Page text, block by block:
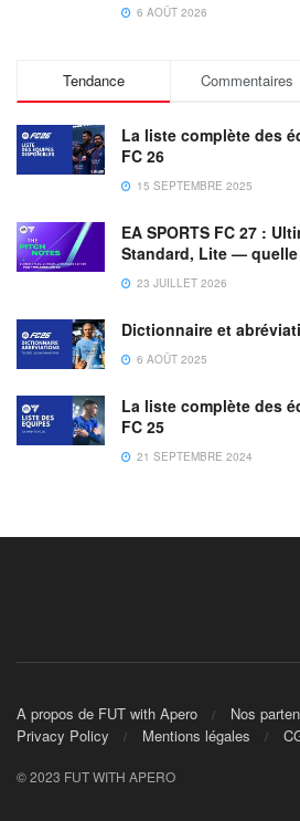
6 AOÛT 2026
Tendance Commentaires
La liste complète des
FC 26
15 SEPTEMBRE 2025
EA SPORTS FC 27 :
Standard, Lite —
23 JUILLET 2026
Dictionnaire et
6 AOÛT 2025
La liste complète des
FC 25
21 SEPTEMBRE 2024
A propos de FUT with Apero Nos
Privacy Policy
Mentions légales
© 2023 FUT WITH APERO